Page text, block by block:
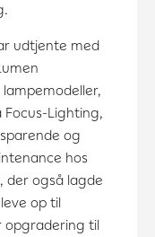
udtjente med
Lighting,
og
hos
der også lagde
op til
opgradering til